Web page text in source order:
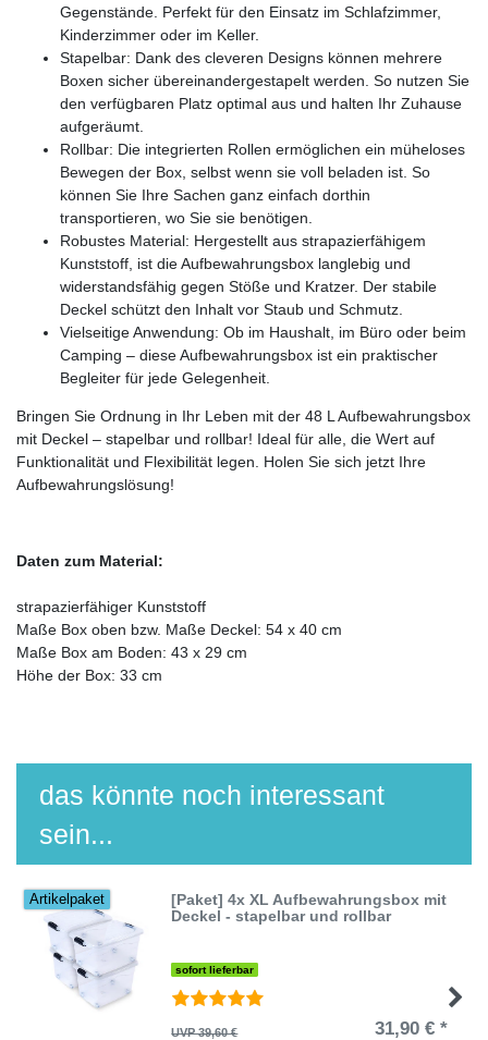
Gegenstände. Perfekt für den Einsatz im Schlafzimmer,
Kinderzimmer oder im Keller.
Stapelbar: Dank des cleveren Designs können mehrere
Boxen sicher übereinandergestapelt werden. So nutzen Sie
den verfügbaren Platz optimal aus und halten Ihr Zuhause
aufgeräumt.
Rollbar: Die integrierten Rollen ermöglichen ein müheloses
Bewegen der Box, selbst wenn sie voll beladen ist. So
können Sie Ihre Sachen ganz einfach dorthin
transportieren, wo Sie sie benötigen.
Robustes Material: Hergestellt aus strapazierfähigem
Kunststoff, ist die Aufbewahrungsbox langlebig und
widerstandsfähig gegen Stöße und Kratzer. Der stabile
Deckel schützt den Inhalt vor Staub und Schmutz.
Vielseitige Anwendung: Ob im Haushalt, im Büro oder beim
Camping – diese Aufbewahrungsbox ist ein praktischer
Begleiter für jede Gelegenheit.
Bringen Sie Ordnung in Ihr Leben mit der 48 L Aufbewahrungsbox
mit Deckel – stapelbar und rollbar! Ideal für alle, die Wert auf
Funktionalität und Flexibilität legen. Holen Sie sich jetzt Ihre
Aufbewahrungslösung!
Daten zum Material:
strapazierfähiger Kunststoff
Maße Box oben bzw. Maße Deckel: 54 x 40 cm
Maße Box am Boden: 43 x 29 cm
Höhe der Box: 33 cm
das könnte noch interessant
sein...
Artikelpaket
[Paket] 4x XL Aufbewahrungsbox mit
Deckel - stapelbar und rollbar
sofort lieferbar
UVP 39,60 € 31,90 € *